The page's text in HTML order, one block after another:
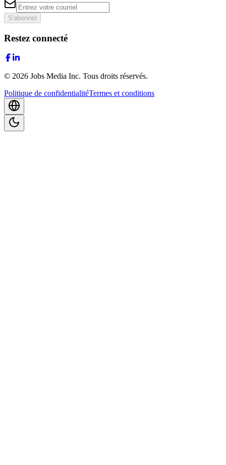
S'abonner
Restez connecté
© 2026 Jobs Media Inc. Tous droits réservés.
Politique de confidentialitéTermes et conditions